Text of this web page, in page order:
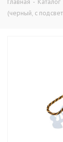
Главная - Каталог
(черный, с